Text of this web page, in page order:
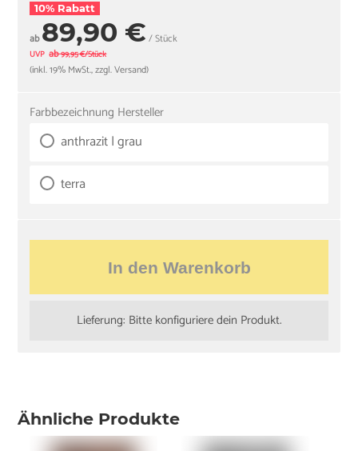
10% Rabatt
ab89,90 € / Stück
UVP ab99,95 €/Stück
(inkl. 19% MwSt., zzgl. Versand)
Farbbezeichnung Hersteller
anthrazit | grau
terra
In den Warenkorb
Lieferung: Bitte konfiguriere dein Produkt.
Ähnliche Produkte